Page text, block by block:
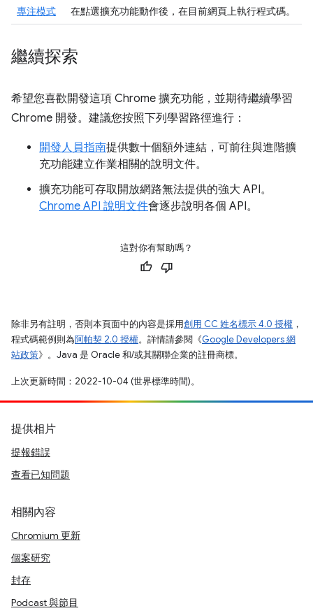
專注模式
在點選擴充功能動作後，在目前網頁上執行程式碼。
繼續探索
希望您喜歡開發這項 Chrome 擴充功能，並期待繼續學習
Chrome 開發。建議您按照下列學習路徑進行：
開發人員指南提供數十個額外連結，可前往與進階擴
充功能建立作業相關的說明文件。
擴充功能可存取開放網路無法提供的強大 API。
Chrome API 說明文件會逐步說明各個 API。
這對你有幫助嗎？
除非另有註明，否則本頁面中的內容是採用創用 CC 姓名標示 4.0 授權 ，
程式碼範例則為阿帕契 2.0 授權。詳情請參閱《Google Developers 網
站政策》。Java 是 Oracle 和/或其關聯企業的註冊商標。
上次更新時間：2022-10-04 (世界標準時間)。
提供相片
提報錯誤
查看已知問題
相關內容
Chromium 更新
個案研究
封存
Podcast 與節目